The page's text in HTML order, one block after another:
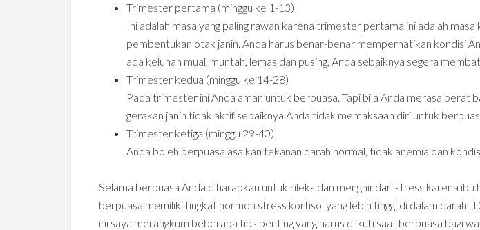
Trimester pertama (minggu ke 1-13)
Ini adalah masa yang paling rawan karena trimester pertama ini adalah masa
pembentukan otak janin. Anda harus benar-benar memperhatikan kondisi
ada keluhan mual, muntah, lemas dan pusing, Anda sebaiknya segera
Trimester kedua (minggu ke 14-28)
Pada trimester ini Anda aman untuk berpuasa. Tapi bila Anda merasa berat
gerakan janin tidak aktif sebaiknya Anda tidak memaksaan diri untuk
Trimester ketiga (minggu 29-40)
Anda boleh berpuasa asalkan tekanan darah normal, tidak anemia dan
Selama berpuasa Anda diharapkan untuk rileks dan menghindari stress karena ibu
berpuasa memiliki tingkat hormon stress kortisol yang lebih tinggi di dalam darah.
ini saya merangkum beberapa tips penting yang harus diikuti saat berpuasa bagi